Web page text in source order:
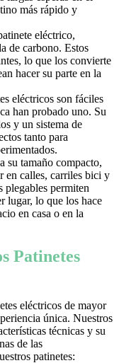
más rápido y
eléctrico,
de carbono. Estos
lo que los convierte
hacer su parte en la
eléctricos son fáciles
han probado uno. Su
y un sistema de
tanto para
su tamaño compacto,
en calles, carriles bici y
plegables permiten
lugar, lo que los hace
en casa o en la
Patinetes
eléctricos de mayor
única. Nuestros
técnicas y su
de las
patinetes: